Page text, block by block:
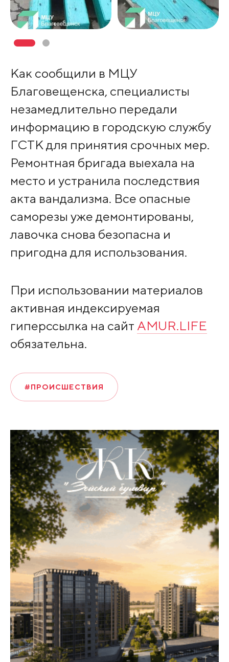
Как сообщили в МЦУ
Благовещенска, специалисты
незамедлительно передали
информацию в городскую службу
ГСТК для принятия срочных мер.
Ремонтная бригада выехала на
место и устранила последствия
акта вандализма. Все опасные
саморезы уже демонтированы,
лавочка снова безопасна и
пригодна для использования.
При использовании материалов
активная индексируемая
гиперссылка на сайт AMUR.LIFE
обязательна.
#ПРОИСШЕСТВИЯ